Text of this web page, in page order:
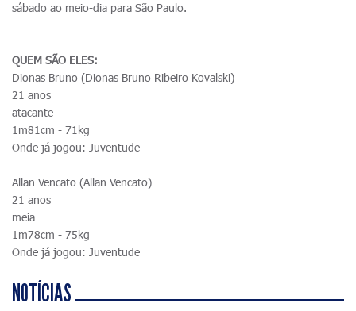
sábado ao meio-dia para São Paulo.
QUEM SÃO ELES:
Dionas Bruno (Dionas Bruno Ribeiro Kovalski)
21 anos
atacante
1m81cm - 71kg
Onde já jogou: Juventude
Allan Vencato (Allan Vencato)
21 anos
meia
1m78cm - 75kg
Onde já jogou: Juventude
NOTÍCIAS